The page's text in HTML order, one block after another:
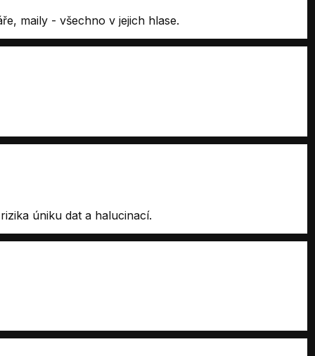
maily - všechno v jejich hlase.
úniku dat a halucinací.